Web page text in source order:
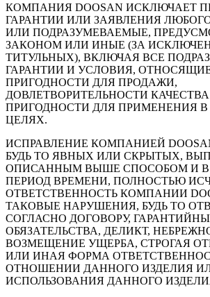
КОМПАНИЯ DOOSAN ИСКЛЮЧАЕТ
ГАРАНТИИ ИЛИ ЗАЯВЛЕНИЯ
ИЛИ ПОДРАЗУМЕВАЕМЫЕ,
ЗАКОНОМ ИЛИ ИНЫЕ (ЗА
ТИТУЛЬНЫХ), ВКЛЮЧАЯ ВСЕ
ГАРАНТИИ И УСЛОВИЯ,
ПРИГОДНОСТИ ДЛЯ ПРОДАЖИ,
ДОВЛЕТВОРИТЕЛЬНОСТИ
ПРИГОДНОСТИ ДЛЯ ПРИМЕНЕНИЯ
ЦЕЛЯХ.
ИСПРАВЛЕНИЕ КОМПАНИЕЙ
БУДЬ ТО ЯВНЫХ ИЛИ СКРЫТЫХ,
ОПИСАННЫМ ВЫШЕ СПОСОБОМ И
ПЕРИОД ВРЕМЕНИ, ПОЛНОСТЬЮ
ОТВЕТСТВЕННОСТЬ КОМПАНИИ
ТАКОВЫЕ НАРУШЕНИЯ, БУДЬ ТО
СОГЛАСНО ДОГОВОРУ,
ОБЯЗАТЕЛЬСТВА, ДЕЛИКТ,
ВОЗМЕЩЕНИЕ УЩЕРБА, СТРОГАЯ
ИЛИ ИНАЯ ФОРМА
ОТНОШЕНИИ ДАННОГО ИЗДЕЛИЯ
ИСПОЛЬЗОВАНИЯ ДАННОГО